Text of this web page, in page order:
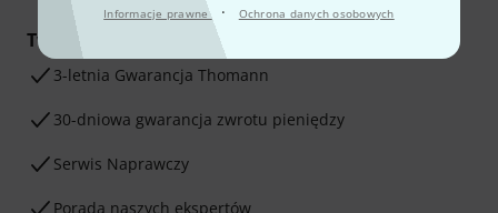
Informacje prawne · Ochrona danych osobowych
Twoje korzyści
3-letnia Gwarancja Thomann
30-dniowa gwarancja zwrotu pieniędzy
Serwis Naprawczy
Porada naszych ekspertów